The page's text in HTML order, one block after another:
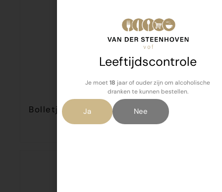
Bolletje Beschuit Naturel 13st 125gr
Leeftijdscontrole
Je moet18 jaar of ouder zijn om alcoholische
dranken te kunnen bestellen.
Ja Nee